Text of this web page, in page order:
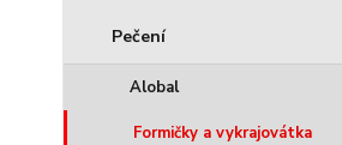
Pečení
Alobal
Formičky a vykrajovátka